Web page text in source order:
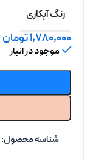
رنگ آبکاری
1,780,000تومان
موجود در انبار
شناسه محصول: